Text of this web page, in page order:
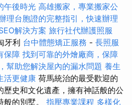
午後時光 高雄搬家，專業搬家公
理台胞證的完整指引，快速辦理
解決方案 旅行社代辦護照服
牙利 台中體態矯正服務 - 長照服
保障 找到可靠的外燴廠商，保障
幫助您解決屋內的漏水問題 養生
活更健康 荷馬統治的最受歡迎的
歷史和文化遺產，擁有神話般的公
的別墅。 指壓專業課程 多樣化